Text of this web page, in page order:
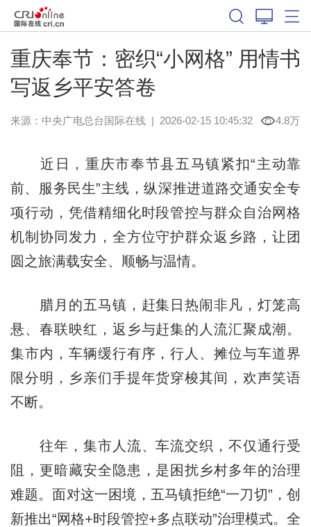
重庆奉节：密织“小网格” 用情书
写返乡平安答卷
来源：中央广电总台国际在线| 2026-02-15 10:45:32 4.8万
近日，重庆市奉节县五马镇紧扣“主动靠
前、服务民生”主线，纵深推进道路交通安全专
项行动，凭借精细化时段管控与群众自治网格
机制协同发力，全方位守护群众返乡路，让团
圆之旅满载安全、顺畅与温情。
腊月的五马镇，赶集日热闹非凡，灯笼高
悬、春联映红，返乡与赶集的人流汇聚成潮。
集市内，车辆缓行有序，行人、摊位与车道界
限分明，乡亲们手提年货穿梭其间，欢声笑语
不断。
往年，集市人流、车流交织，不仅通行受
阻，更暗藏安全隐患，是困扰乡村多年的治理
难题。面对这一困境，五马镇拒绝“一刀切”，创
新推出“网格+时段管控+多点联动”治理模式。全